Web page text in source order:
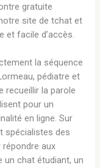
gratuite
site de tchat et
et facile d’accès.
la séquence
pédiatre et
recueillir la parole
pour un
en ligne. Sur
spécialistes des
aux
un chat étudiant, un